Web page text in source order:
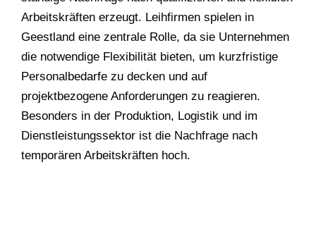
Arbeitskräften erzeugt. Leihfirmen spielen in
Geestland eine zentrale Rolle, da sie Unternehmen
die notwendige Flexibilität bieten, um kurzfristige
Personalbedarfe zu decken und auf
projektbezogene Anforderungen zu reagieren.
Besonders in der Produktion, Logistik und im
Dienstleistungssektor ist die Nachfrage nach
temporären Arbeitskräften hoch.